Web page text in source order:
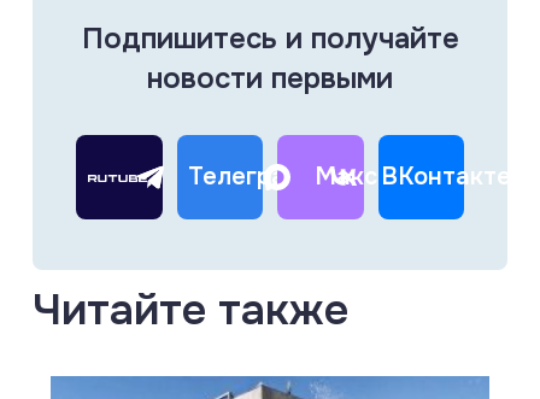
Подпишитесь и получайте
новости первыми
Телеграм Макс ВКонтакте
Читайте также